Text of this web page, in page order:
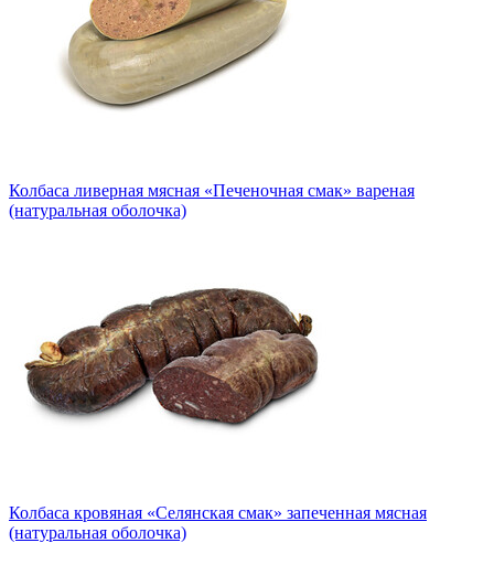
Колбаса ливерная мясная «Печеночная смак» вареная
(натуральная оболочка)
Колбаса кровяная «Селянская смак» запеченная мясная
(натуральная оболочка)